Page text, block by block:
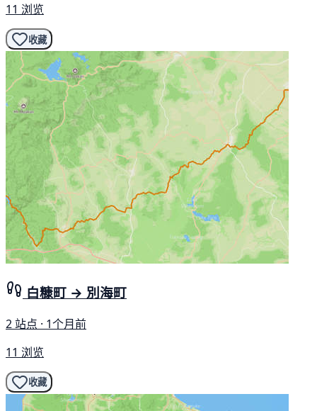
11 浏览
收藏
白糠町 → 別海町
2 站点 · 1个月前
11 浏览
收藏